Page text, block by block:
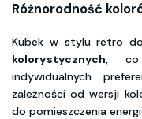
Różnorodność
Kubek w stylu retro
kolorystycznych ,
indywidualnych
zależności od wersji
do pomieszczenia